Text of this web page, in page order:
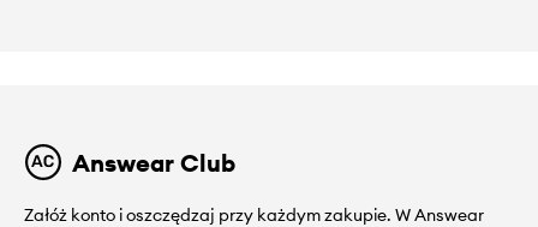
Answear Club
Załóż konto i oszczędzaj przy każdym zakupie. W Answear